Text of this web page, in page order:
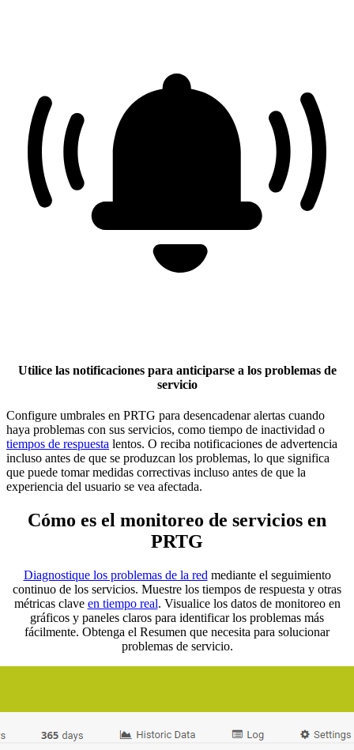
Utilice las notificaciones para anticiparse a los problemas de
servicio
Configure umbrales en PRTG para desencadenar alertas cuando
haya problemas con sus servicios, como tiempo de inactividad o
tiempos de respuesta lentos. O reciba notificaciones de advertencia
incluso antes de que se produzcan los problemas, lo que significa
que puede tomar medidas correctivas incluso antes de que la
experiencia del usuario se vea afectada.
Cómo es el monitoreo de servicios en
PRTG
Diagnostique los problemas de la red mediante el seguimiento
continuo de los servicios. Muestre los tiempos de respuesta y otras
métricas clave en tiempo real. Visualice los datos de monitoreo en
gráficos y paneles claros para identificar los problemas más
fácilmente. Obtenga el Resumen que necesita para solucionar
problemas de servicio.